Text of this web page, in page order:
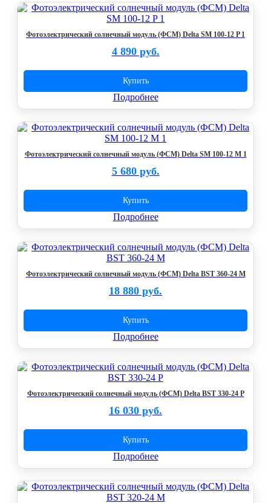
Фотоэлектрический солнечный модуль (ФСМ) Delta SM 100-12 P 1
4 890 руб.
Купить
Подробнее
Фотоэлектрический солнечный модуль (ФСМ) Delta SM 100-12 M 1
5 680 руб.
Купить
Подробнее
Фотоэлектрический солнечный модуль (ФСМ) Delta BST 360-24 M
18 880 руб.
Купить
Подробнее
Фотоэлектрический солнечный модуль (ФСМ) Delta BST 330-24 P
16 030 руб.
Купить
Подробнее